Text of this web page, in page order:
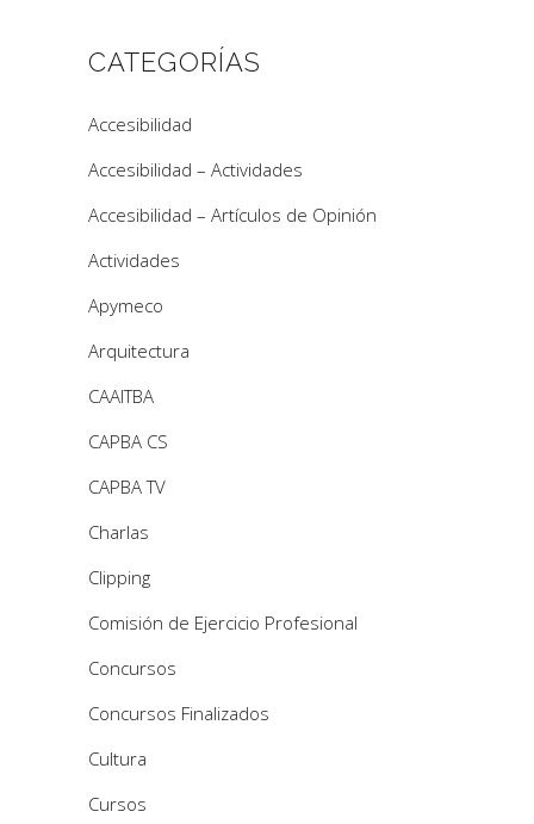
CATEGORÍAS
Accesibilidad
Accesibilidad – Actividades
Accesibilidad – Artículos de Opinión
Actividades
Apymeco
Arquitectura
CAAITBA
CAPBA CS
CAPBA TV
Charlas
Clipping
Comisión de Ejercicio Profesional
Concursos
Concursos Finalizados
Cultura
Cursos